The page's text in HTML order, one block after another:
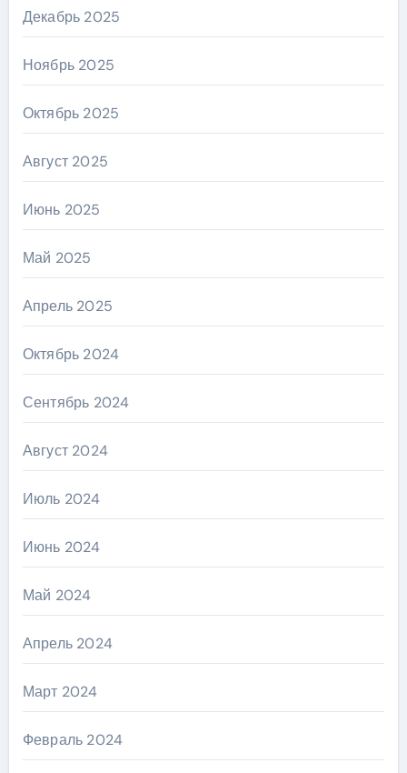
Декабрь 2025
Ноябрь 2025
Октябрь 2025
Август 2025
Июнь 2025
Май 2025
Апрель 2025
Октябрь 2024
Сентябрь 2024
Август 2024
Июль 2024
Июнь 2024
Май 2024
Апрель 2024
Март 2024
Февраль 2024